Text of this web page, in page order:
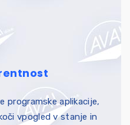
programske aplikacije,
vpogled v stanje in